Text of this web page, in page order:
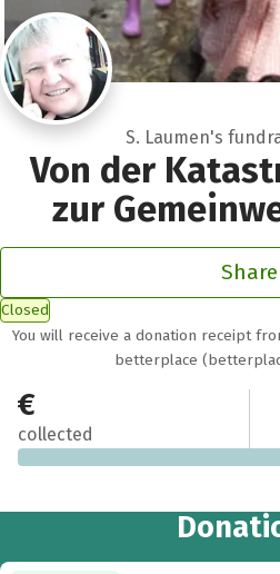
S. Laumen's
Von der
zur
Share
Closed
You will receive a donation receipt
betterplace
€0
collected